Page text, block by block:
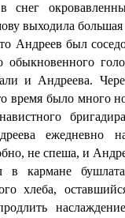
снег
выходила большая
Андреев был
обыкновенного
и Андреева.
время было много
ежедневно
не спеша, и
в кармане
хлеба,